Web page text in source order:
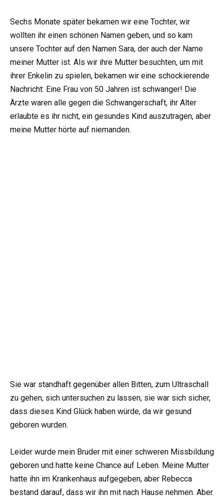
Sechs Monate später bekamen wir eine Tochter, wir
wollten ihr einen schönen Namen geben, und so kam
unsere Tochter auf den Namen Sara, der auch der Name
meiner Mutter ist. Als wir ihre Mutter besuchten, um mit
ihrer Enkelin zu spielen, bekamen wir eine schockierende
Nachricht: Eine Frau von 50 Jahren ist schwanger! Die
Ärzte waren alle gegen die Schwangerschaft, ihr Alter
erlaubte es ihr nicht, ein gesundes Kind auszutragen, aber
meine Mutter hörte auf niemanden.
Sie war standhaft gegenüber allen Bitten, zum Ultraschall
zu gehen, sich untersuchen zu lassen, sie war sich sicher,
dass dieses Kind Glück haben würde, da wir gesund
geboren wurden.
Leider wurde mein Bruder mit einer schweren Missbildung
geboren und hatte keine Chance auf Leben. Meine Mutter
hatte ihn im Krankenhaus aufgegeben, aber Rebecca
bestand darauf, dass wir ihn mit nach Hause nehmen. Aber